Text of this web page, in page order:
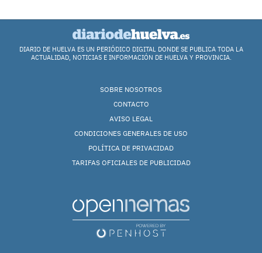
DIARIO DE HUELVA ES UN PERIÓDICO DIGITAL DONDE SE PUBLICA TODA LA
ACTUALIDAD, NOTICIAS E INFORMACIÓN DE HUELVA Y PROVINCIA.
SOBRE NOSOTROS
CONTACTO
AVISO LEGAL
CONDICIONES GENERALES DE USO
POLÍTICA DE PRIVACIDAD
TARIFAS OFICIALES DE PUBLICIDAD